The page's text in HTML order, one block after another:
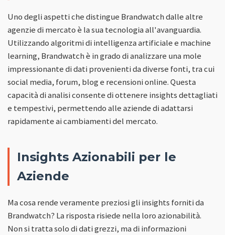
Uno degli aspetti che distingue Brandwatch dalle altre
agenzie di mercato è la sua tecnologia all'avanguardia.
Utilizzando algoritmi di intelligenza artificiale e machine
learning, Brandwatch è in grado di analizzare una mole
impressionante di dati provenienti da diverse fonti, tra cui
social media, forum, blog e recensioni online. Questa
capacità di analisi consente di ottenere insights dettagliati
e tempestivi, permettendo alle aziende di adattarsi
rapidamente ai cambiamenti del mercato.
Insights Azionabili per le
Aziende
Ma cosa rende veramente preziosi gli insights forniti da
Brandwatch? La risposta risiede nella loro azionabilità.
Non si tratta solo di dati grezzi, ma di informazioni